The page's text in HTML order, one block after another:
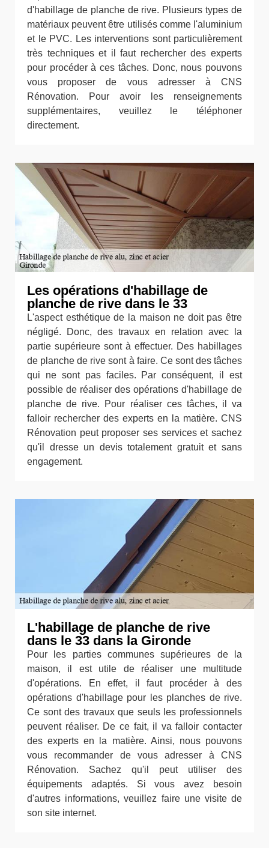
d'habillage de planche de rive. Plusieurs types de
matériaux peuvent être utilisés comme l'aluminium
et le PVC. Les interventions sont particulièrement
très techniques et il faut rechercher des experts
pour procéder à ces tâches. Donc, nous pouvons
vous proposer de vous adresser à CNS
Rénovation. Pour avoir les renseignements
supplémentaires, veuillez le téléphoner
directement.
Les opérations d'habillage de
planche de rive dans le 33
L'aspect esthétique de la maison ne doit pas être
négligé. Donc, des travaux en relation avec la
partie supérieure sont à effectuer. Des habillages
de planche de rive sont à faire. Ce sont des tâches
qui ne sont pas faciles. Par conséquent, il est
possible de réaliser des opérations d'habillage de
planche de rive. Pour réaliser ces tâches, il va
falloir rechercher des experts en la matière. CNS
Rénovation peut proposer ses services et sachez
qu'il dresse un devis totalement gratuit et sans
engagement.
L'habillage de planche de rive
dans le 33 dans la Gironde
Pour les parties communes supérieures de la
maison, il est utile de réaliser une multitude
d'opérations. En effet, il faut procéder à des
opérations d'habillage pour les planches de rive.
Ce sont des travaux que seuls les professionnels
peuvent réaliser. De ce fait, il va falloir contacter
des experts en la matière. Ainsi, nous pouvons
vous recommander de vous adresser à CNS
Rénovation. Sachez qu'il peut utiliser des
équipements adaptés. Si vous avez besoin
d'autres informations, veuillez faire une visite de
son site internet.